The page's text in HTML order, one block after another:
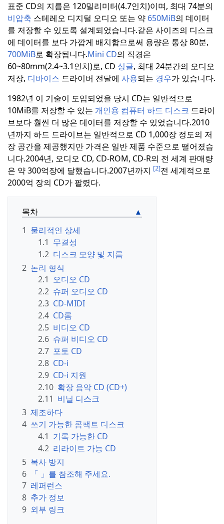
표준 CD의 지름은 120밀리미터(4.7인치)이며, 최대 74분의
비압축 스테레오 디지털 오디오 또는 약 650MiB의 데이터
를 저장할 수 있도록 설계되었습니다.같은 사이즈의 디스크
에 데이터를 보다 가깝게 배치함으로써 용량은 통상 80분,
700MiB로 확장됩니다.Mini CD의 직경은
60~80mm(2.4~3.1인치)로, CD 싱글, 최대 24분간의 오디오
저장, 디바이스 드라이버 전달에 사용되는 경우가 있습니다.
1982년 이 기술이 도입되었을 당시 CD는 일반적으로
10MiB를 저장할 수 있는 개인용 컴퓨터 하드 디스크 드라이
브보다 훨씬 더 많은 데이터를 저장할 수 있었습니다.2010
년까지 하드 드라이브는 일반적으로 CD 1,000장 정도의 저
장 공간을 제공했지만 가격은 일반 제품 수준으로 떨어졌습
니다.2004년, 오디오 CD, CD-ROM, CD-R의 전 세계 판매량
은 약 300억장에 달했습니다.2007년까지 [2]전 세계적으로
2000억 장의 CD가 팔렸다.
목차
1 물리적인 상세
1.1 무결성
1.2 디스크 모양 및 지름
2 논리 형식
2.1 오디오 CD
2.2 슈퍼 오디오 CD
2.3 CD-MIDI
2.4 CD롬
2.5 비디오 CD
2.6 슈퍼 비디오 CD
2.7 포토 CD
2.8 CD-i
2.9 CD-i 지원
2.10 확장 음악 CD (CD+)
2.11 비닐 디스크
3 제조하다
4 쓰기 가능한 콤팩트 디스크
4.1 기록 가능한 CD
4.2 리라이트 가능 CD
5 복사 방지
6
「 」를 참조해 주세요.
7 레퍼런스
8 추가 정보
9 외부 링크